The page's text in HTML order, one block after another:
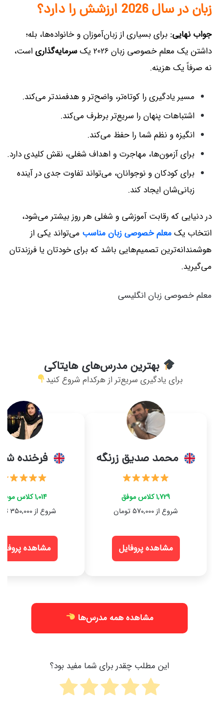
زبان در سال 2026 ارزشش را دارد؟
جواب نهایی: برای بسیاری از زبان‌آموزان و خانواده‌ها، بله؛
داشتن یک معلم خصوصی زبان 2026 یک
سرمایه‌گذاریاست،
نه صرفاً یک هزینه.
مسیر یادگیری را کوتاه‌تر، واضح‌تر و هدفمندتر می‌کند.
اشتباهات پنهان را سریع‌تر برطرف می‌کند.
انگیزه و نظم شما را حفظ می‌کند.
برای آزمون‌ها، مهاجرت و اهداف شغلی، نقش کلیدی دارد.
برای کودکان و نوجوانان، می‌تواند تفاوت جدی در آینده
زبانی‌شان ایجاد کند.
در دنیایی که رقابت آموزشی و شغلی هر روز بیشتر می‌شود،
انتخاب یکمعلم خصوصی زبان مناسب می‌تواند یکی از
هوشمندانه‌ترین تصمیم‌هایی باشد که برای خودتان یا فرزندتان
می‌گیرید.
معلم خصوصی زبان انگلیسی
بهترین مدرس‌های هایتاکی
برای یادگیری سریع‌تر از هرکدام شروع کنید
محمد صدیق زرنگه
1,729 کلاس موفق
شروع از 570,000 تومان
مشاهده پروفایل
فرخنده
1,014 کلاس موفق
شروع از 350,000 تومان
مشاهده
مشاهده همه مدرس‌ها
این مطلب چقدر برای شما مفید بود؟